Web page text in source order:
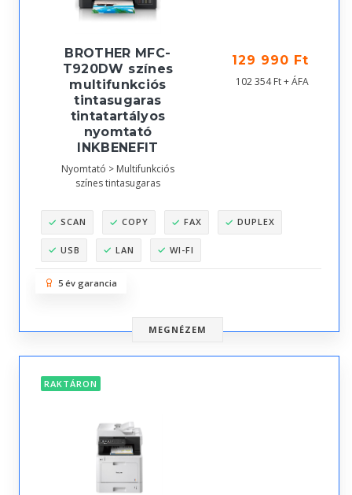
BROTHER MFC-
T920DW színes
multifunkciós
tintasugaras
tintatartályos
nyomtató
INKBENEFIT
Nyomtató > Multifunkciós
színes tintasugaras
129 990 Ft
102 354 Ft + ÁFA
SCAN COPY FAX DUPLEX
USB LAN WI-FI
5 év garancia
MEGNÉZEM
RAKTÁRON